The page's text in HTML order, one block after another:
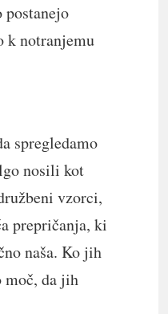
k notranjemu
spregledamo
nosili kot
vzorci,
prepričanja, ki
naša. Ko jih
moč, da jih